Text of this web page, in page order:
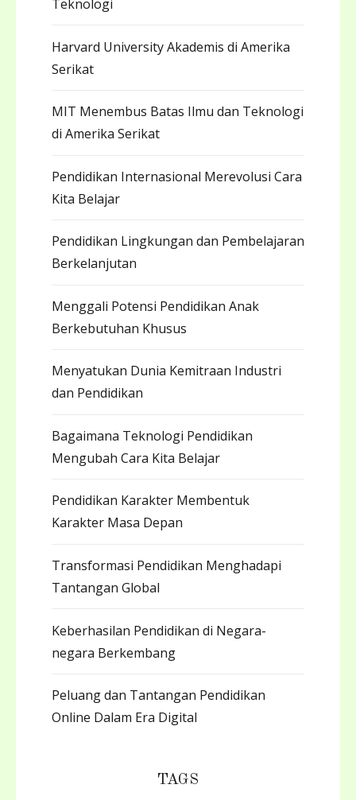
Teknologi
Harvard University Akademis di Amerika
Serikat
MIT Menembus Batas Ilmu dan Teknologi
di Amerika Serikat
Pendidikan Internasional Merevolusi Cara
Kita Belajar
Pendidikan Lingkungan dan Pembelajaran
Berkelanjutan
Menggali Potensi Pendidikan Anak
Berkebutuhan Khusus
Menyatukan Dunia Kemitraan Industri
dan Pendidikan
Bagaimana Teknologi Pendidikan
Mengubah Cara Kita Belajar
Pendidikan Karakter Membentuk
Karakter Masa Depan
Transformasi Pendidikan Menghadapi
Tantangan Global
Keberhasilan Pendidikan di Negara-
negara Berkembang
Peluang dan Tantangan Pendidikan
Online Dalam Era Digital
TAGS